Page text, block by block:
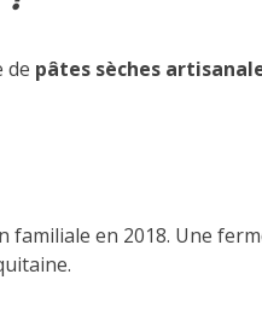
de pâtes sèches
familiale en 2018. Une